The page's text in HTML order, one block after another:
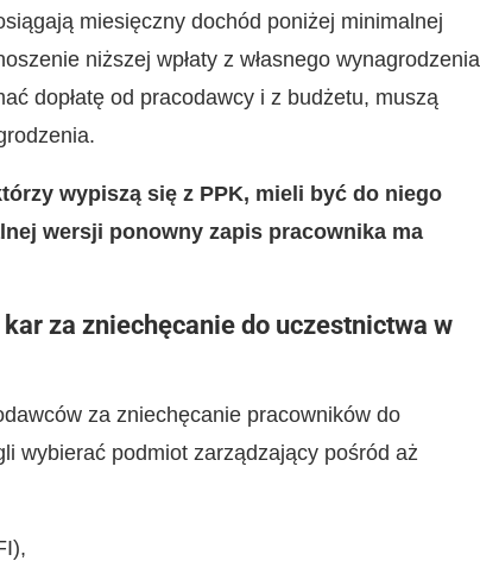
miesięczny dochód poniżej minimalnej
niższej wpłaty z własnego wynagrodzenia
dopłatę od pracodawcy i z budżetu, muszą
wypiszą się z PPK, mieli być do niego
wersji ponowny zapis pracownika ma
za zniechęcanie do uczestnictwa w
za zniechęcanie pracowników do
wybierać podmiot zarządzający pośród aż